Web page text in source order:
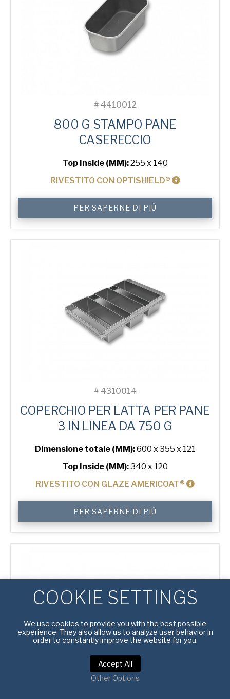
# 4410012
800 G STAMPO PANE
CASERECCIO
Top Inside (MM):255 x 140
RIVESTITO CON OPTISHIELD®
Farmhouse
Bread
Tin
PER SAPERNE DI PIÙ
# 4310014
COPERCHIO PER LATTA PER PANE
3 IN LINEA DA 750 G
Dimensione totale (MM):600 x 355 x 121
Top Inside (MM):340 x 120
RIVESTITO CON GLAZE AMERICOAT®
Sandwich
3-
in-
PER SAPERNE DI PIÙ
COOKIE SETTINGS
We use cookies to provide you with the best possible
experience. They also allow us to analyze user behavior in
order to constantly improve the website for you.
Accept All
Other Options